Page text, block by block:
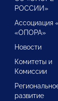
РОССИИ»
Ассоциация
«ОПОРА»
Новости
Комитеты и
Комиссии
развитие